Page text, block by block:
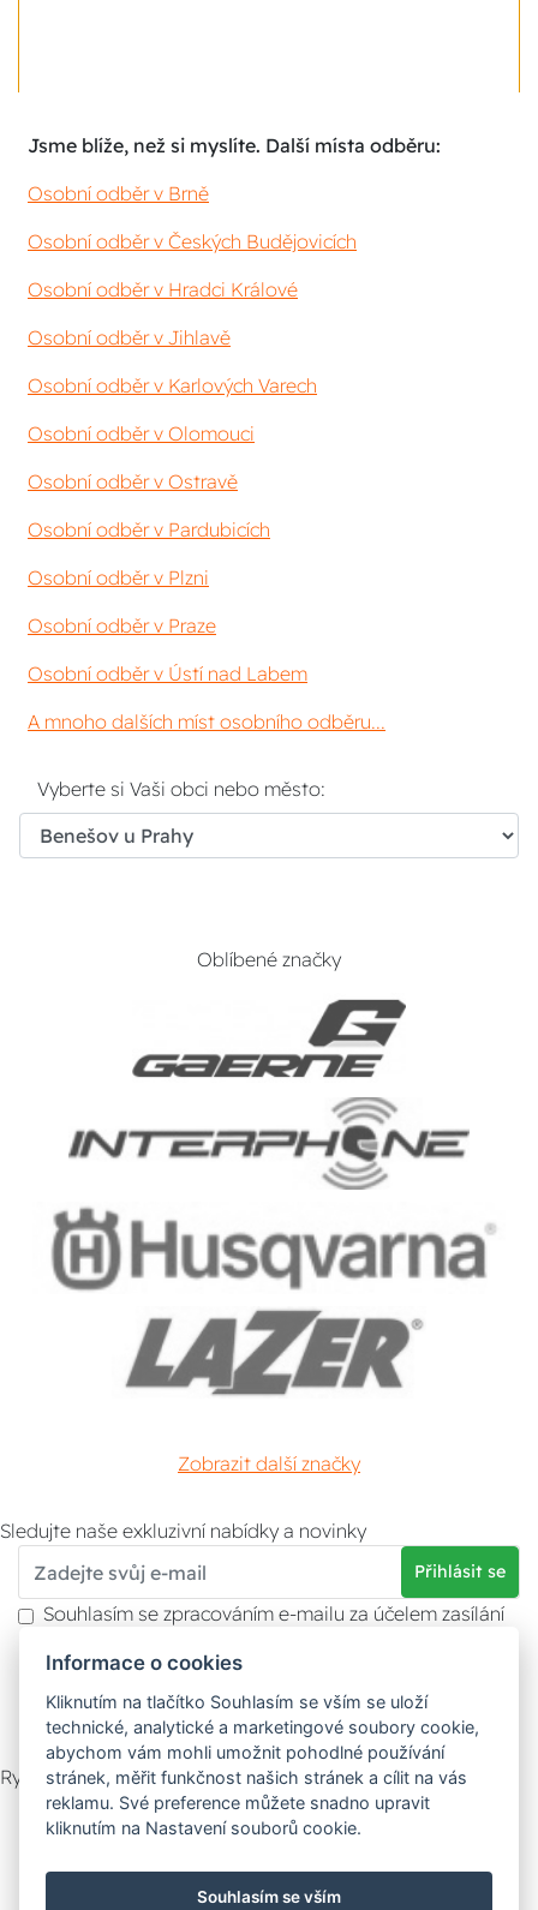
Jsme blíže, než si myslíte. Další místa odběru:
Osobní odběr v Brně
Osobní odběr v Českých Budějovicích
Osobní odběr v Hradci Králové
Osobní odběr v Jihlavě
Osobní odběr v Karlových Varech
Osobní odběr v Olomouci
Osobní odběr v Ostravě
Osobní odběr v Pardubicích
Osobní odběr v Plzni
Osobní odběr v Praze
Osobní odběr v Ústí nad Labem
A mnoho dalších míst osobního odběru...
Vyberte si Vaši obci nebo město:
Oblíbené značky
Zobrazit další značky
Sledujte naše exkluzivní nabídky a novinky
Přihlásit se
Souhlasím se zpracováním e-mailu za účelem zasílání
Více informací naleznete v
údajů . Souhlas můžete kdykoliv odvolat.
Rychlý kontakt
Zákaznický servis Vyzvednutí zboží
Informace o cookies
Kliknutím na tlačítko Souhlasím se vším se uloží
technické, analytické a marketingové soubory cookie,
abychom vám mohli umožnit pohodlné používání
stránek, měřit funkčnost našich stránek a cílit na vás
reklamu. Své preference můžete snadno upravit
kliknutím na Nastavení souborů cookie.
Souhlasím se vším